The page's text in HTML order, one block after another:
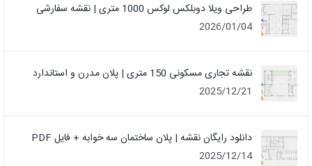
طراحی ویلا دوبلکس لوکس 1000 متری | نقشه سفارشی
2026/01/04
نقشه تجاری مسکونی 150 متری | پلان مدرن و استاندارد
2025/12/21
دانلود رایگان نقشه | پلان ساختمان سه خوابه + فایل PDF
2025/12/14